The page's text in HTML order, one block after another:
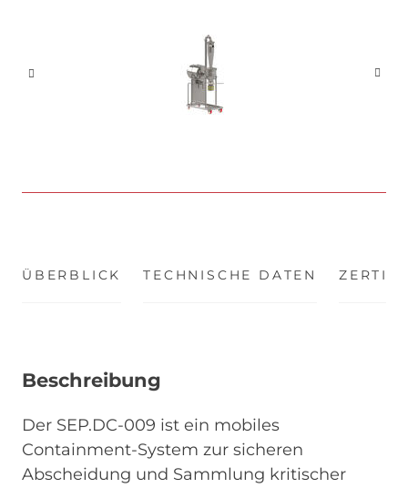
ÜBERBLICK (ACTIVE TAB)
TECHNISCHE DATEN
Beschreibung
Der SEP.DC-009 ist ein mobiles
Containment-System zur sicheren
Abscheidung und Sammlung kritischer